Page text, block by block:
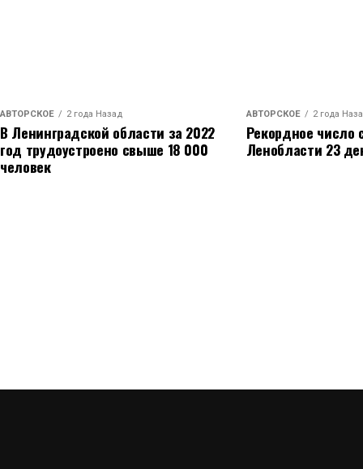
АВТОРСКОЕ 2 года Назад
В Ленинградской области за 2022
год трудоустроено свыше 18 000
человек
АВТОРСКОЕ 2 года
Рекордное число
Ленобласти 23